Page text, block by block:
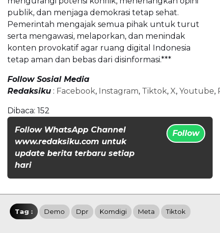
publik, dan menjaga demokrasi tetap sehat.
Pemerintah mengajak semua pihak untuk turut
serta mengawasi, melaporkan, dan menindak
konten provokatif agar ruang digital Indonesia
tetap aman dan bebas dari disinformasi.***
Follow Sosial Media
Redaksiku : Facebook, Instagram, Tiktok, X, Youtube,
Dibaca: 152
Follow WhatsApp Channel
www.redaksiku.com untuk
update berita terbaru setiap
hari
Follow
Tag : Demo Dpr Komdigi Meta Tiktok